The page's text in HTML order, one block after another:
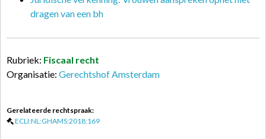
dragen van een bh
Rubriek: Fiscaal recht
Organisatie: Gerechtshof Amsterdam
Gerelateerde rechtspraak:
ECLI:NL:GHAMS:2018:169